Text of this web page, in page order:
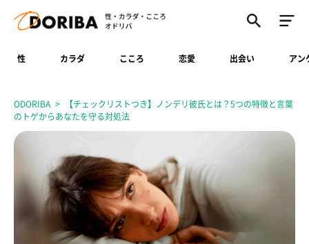
性 カラダ こころ 恋愛 出会い アン
ODORIBA
【チェックリストつき】ノンデリ彼氏とは？5つの特徴と言葉
のトゲからあなたを守る対処法